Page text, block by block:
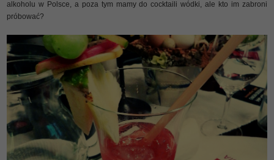
alkoholu w Polsce, a poza tym mamy do cocktaili wódki, ale kto im zabroni
próbować?